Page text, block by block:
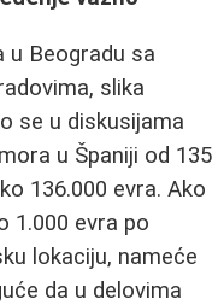
u Beogradu sa
slika
se u diskusijama
u Španiji od 135
136.000 evra. Ako
1.000 evra po
lokaciju, nameće
da u delovima